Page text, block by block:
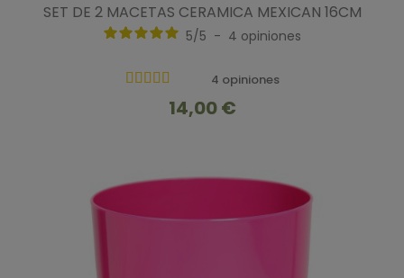
SET DE 2 MACETAS CERAMICA MEXICAN 16CM
5/5 - 4 opiniones
4 opiniones
14,00 €